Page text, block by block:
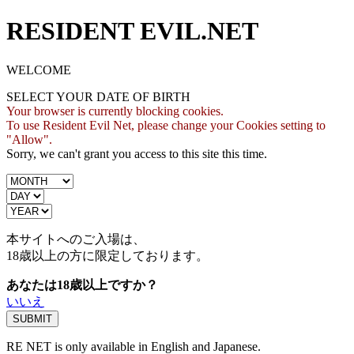
RESIDENT EVIL.NET
WELCOME
SELECT YOUR DATE OF BIRTH
Your browser is currently blocking cookies.
To use Resident Evil Net, please change your Cookies setting to
"Allow".
Sorry, we can't grant you access to this site this time.
本サイトへのご入場は、
18歳以上の方に限定しております。
あなたは18歳以上ですか？
いいえ
RE NET is only available in English and Japanese.